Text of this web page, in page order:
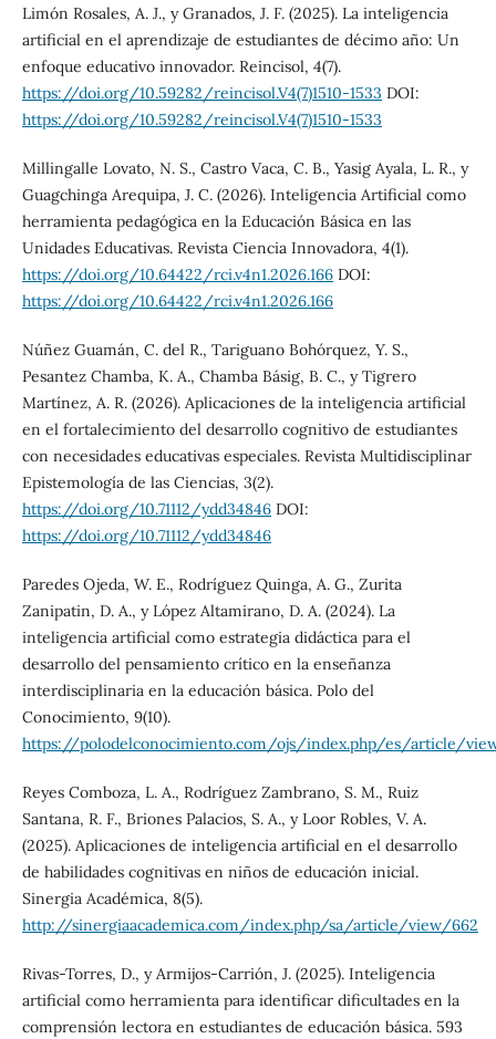
Limón Rosales, A. J., y Granados, J. F. (2025). La inteligencia
artificial en el aprendizaje de estudiantes de décimo año: Un
enfoque educativo innovador. Reincisol, 4(7).
https://doi.org/10.59282/reincisol.V4(7)1510-1533 DOI:
https://doi.org/10.59282/reincisol.V4(7)1510-1533
Millingalle Lovato, N. S., Castro Vaca, C. B., Yasig Ayala, L. R., y
Guagchinga Arequipa, J. C. (2026). Inteligencia Artificial como
herramienta pedagógica en la Educación Básica en las
Unidades Educativas. Revista Ciencia Innovadora, 4(1).
https://doi.org/10.64422/rci.v4n1.2026.166DOI:
https://doi.org/10.64422/rci.v4n1.2026.166
Núñez Guamán, C. del R., Tariguano Bohórquez, Y. S.,
Pesantez Chamba, K. A., Chamba Básig, B. C., y Tigrero
Martínez, A. R. (2026). Aplicaciones de la inteligencia artificial
en el fortalecimiento del desarrollo cognitivo de estudiantes
con necesidades educativas especiales. Revista Multidisciplinar
Epistemología de las Ciencias, 3(2).
https://doi.org/10.71112/ydd34846DOI:
https://doi.org/10.71112/ydd34846
Paredes Ojeda, W. E., Rodríguez Quinga, A. G., Zurita
Zanipatin, D. A., y López Altamirano, D. A. (2024). La
inteligencia artificial como estrategia didáctica para el
desarrollo del pensamiento crítico en la enseñanza
interdisciplinaria en la educación básica. Polo del
Conocimiento, 9(10).
https://polodelconocimiento.com/ojs/index.php/es/article/
Reyes Comboza, L. A., Rodríguez Zambrano, S. M., Ruiz
Santana, R. F., Briones Palacios, S. A., y Loor Robles, V. A.
(2025). Aplicaciones de inteligencia artificial en el desarrollo
de habilidades cognitivas en niños de educación inicial.
Sinergia Académica, 8(5).
http://sinergiaacademica.com/index.php/sa/article/view/662
Rivas-Torres, D., y Armijos-Carrión, J. (2025). Inteligencia
artificial como herramienta para identificar dificultades en la
comprensión lectora en estudiantes de educación básica. 593